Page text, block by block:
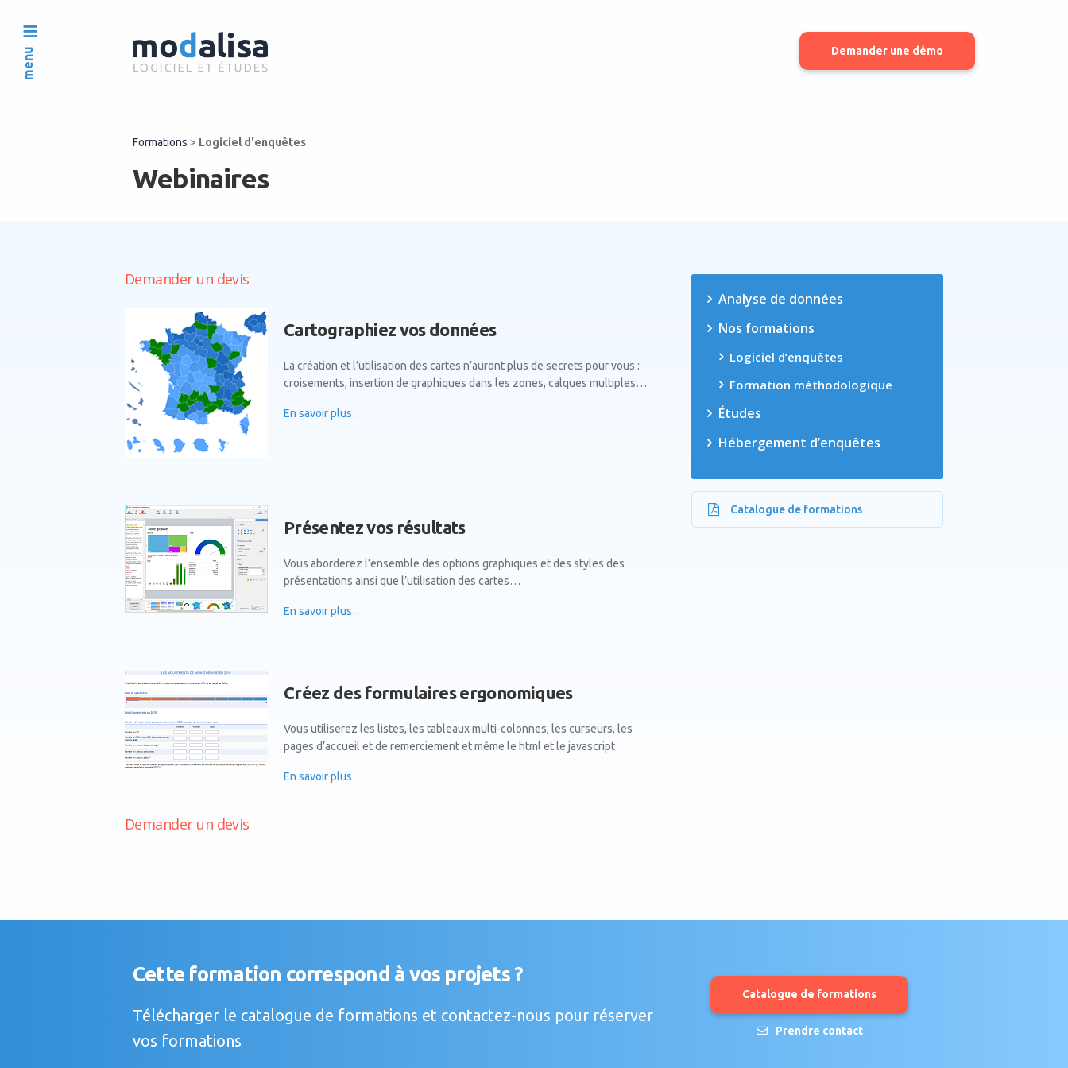
menu Demander une démo
Formations > Logiciel d'enquêtes
Webinaires
Demander un devis
Cartographiez vos données
La création et l’utilisation des cartes n’auront plus de secrets pour vous :
croisements, insertion de graphiques dans les zones, calques multiples…
En savoir plus…
Présentez vos résultats
Vous aborderez l’ensemble des options graphiques et des styles des
présentations ainsi que l’utilisation des cartes…
En savoir plus…
Créez des formulaires ergonomiques
Vous utiliserez les listes, les tableaux multi-colonnes, les curseurs, les
pages d’accueil et de remerciement et même le html et le javascript…
En savoir plus…
Demander un devis
Analyse de données
Nos formations
Logiciel d’enquêtes
Formation méthodologique
Études
Hébergement d’enquêtes
Catalogue de formations
Cette formation correspond à vos projets ?
Télécharger le catalogue de formations et contactez-nous pour réserver
vos formations
Catalogue de formations
Prendre contact